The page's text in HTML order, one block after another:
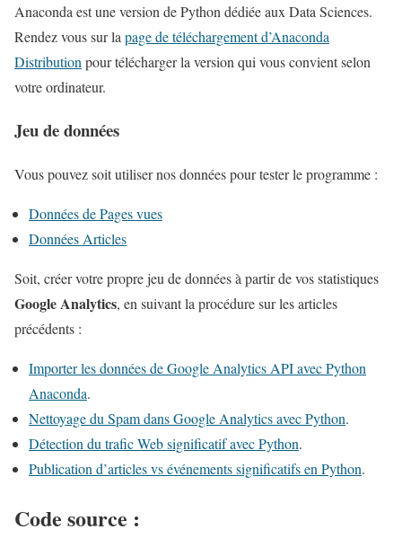
e
s
t
l
a
u
é
e
d
e
e
e
m
e
a
Anaconda est une version de Python dédiée aux Data Sciences.
Rendez vous sur la page de téléchargement d’Anaconda
Distribution pour télécharger la version qui vous convient selon
votre ordinateur.
Jeu de données
Vous pouvez soit utiliser nos données pour tester le programme :
Données de Pages vues
Données Articles
Soit, créer votre propre jeu de données à partir de vos statistiques
Google Analytics, en suivant la procédure sur les articles
précédents :
Importer les données de Google Analytics API avec Python
Anaconda.
Nettoyage du Spam dans Google Analytics avec Python.
Détection du trafic Web significatif avec Python.
Publication d’articles vs événements significatifs en Python.
Code source :